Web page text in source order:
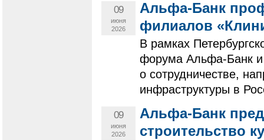
09
июня
2026
Альфа-Банк
филиалов
В рамках
форума Альфа-Банк
о сотрудничестве,
инфраструктуры в
09
июня
2026
Альфа-Банк
строительство